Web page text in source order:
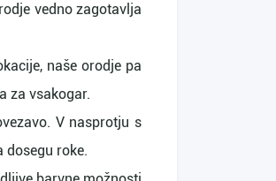
vedno zagotavlja
naše orodje pa
za vsakogar.
V nasprotju s
dosegu roke.